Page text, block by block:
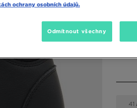
41
ochrany osobních údajů.
Odmítnout všechny